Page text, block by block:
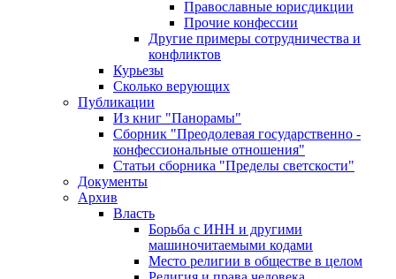
Православные юрисдикции
Прочие конфессии
Другие примеры сотрудничества и
конфликтов
Курьезы
Сколько верующих
Публикации
Из книг "Панорамы"
Сборник "Преодолевая государственно -
конфессиональные отношения"
Статьи сборника "Пределы светскости"
Документы
Архив
Власть
Борьба с ИНН и другими
машиночитаемыми кодами
Место религии в обществе в целом